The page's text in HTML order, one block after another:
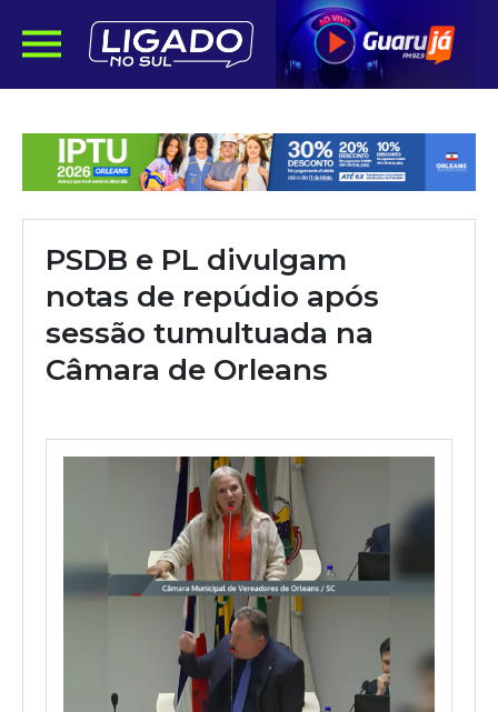
PSDB e PL divulgam
notas de repúdio após
sessão tumultuada na
Câmara de Orleans